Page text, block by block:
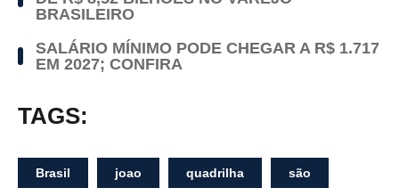
BRASILEIRO
SALÁRIO MÍNIMO PODE CHEGAR A R$ 1.717
EM 2027; CONFIRA
TAGS:
Brasil joao quadrilha são